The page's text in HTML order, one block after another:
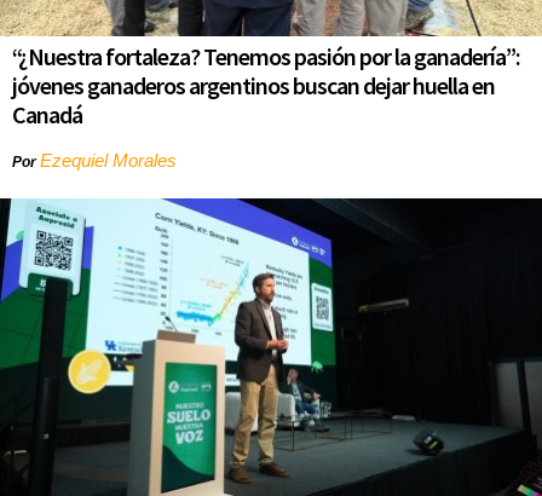
“¿Nuestra fortaleza? Tenemos pasión por la ganadería”:
jóvenes ganaderos argentinos buscan dejar huella en
Canadá
PorEzequiel Morales